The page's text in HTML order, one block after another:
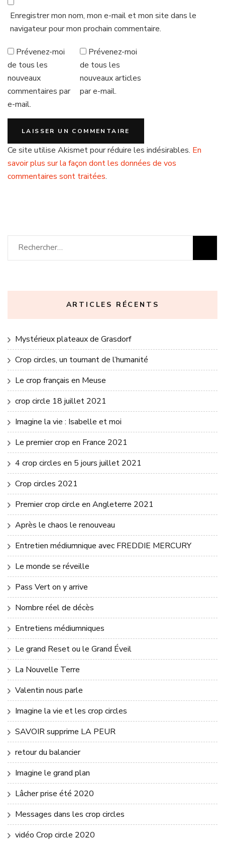
Enregistrer mon nom, mon e-mail et mon site dans le
navigateur pour mon prochain commentaire.
Prévenez-moi
de tous les
nouveaux
commentaires par
e-mail.
Prévenez-moi
de tous les
nouveaux articles
par e-mail.
Ce site utilise Akismet pour réduire les indésirables. En
savoir plus sur la façon dont les données de vos
commentaires sont traitées.
Rechercher :
ARTICLES RÉCENTS
Mystérieux plateaux de Grasdorf
Crop circles, un tournant de l’humanité
Le crop français en Meuse
crop circle 18 juillet 2021
Imagine la vie : Isabelle et moi
Le premier crop en France 2021
4 crop circles en 5 jours juillet 2021
Crop circles 2021
Premier crop circle en Angleterre 2021
Après le chaos le renouveau
Entretien médiumnique avec FREDDIE MERCURY
Le monde se réveille
Pass Vert on y arrive
Nombre réel de décès
Entretiens médiumniques
Le grand Reset ou le Grand Éveil
La Nouvelle Terre
Valentin nous parle
Imagine la vie et les crop circles
SAVOIR supprime LA PEUR
retour du balancier
Imagine le grand plan
Lâcher prise été 2020
Messages dans les crop circles
vidéo Crop circle 2020